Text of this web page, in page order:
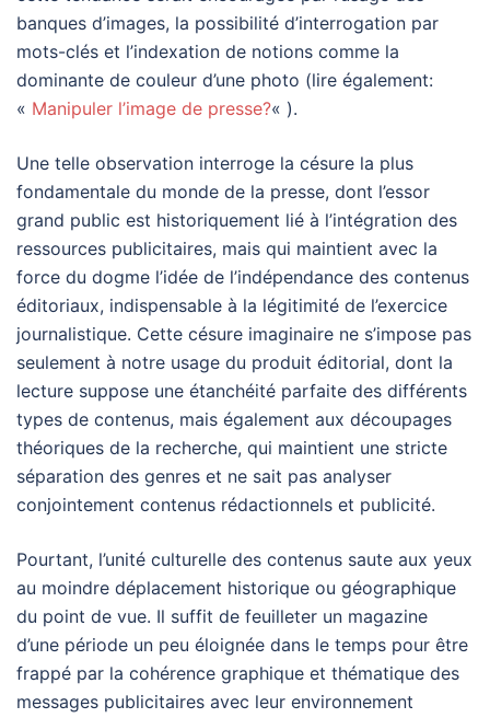
banques d’images, la possibilité d’interrogation par
mots-clés et l’indexation de notions comme la
dominante de couleur d’une photo (lire également:
« Manipuler l’image de presse?« ).
Une telle observation interroge la césure la plus
fondamentale du monde de la presse, dont l’essor
grand public est historiquement lié à l’intégration des
ressources publicitaires, mais qui maintient avec la
force du dogme l’idée de l’indépendance des contenus
éditoriaux, indispensable à la légitimité de l’exercice
journalistique. Cette césure imaginaire ne s’impose pas
seulement à notre usage du produit éditorial, dont la
lecture suppose une étanchéité parfaite des différents
types de contenus, mais également aux découpages
théoriques de la recherche, qui maintient une stricte
séparation des genres et ne sait pas analyser
conjointement contenus rédactionnels et publicité.
Pourtant, l’unité culturelle des contenus saute aux yeux
au moindre déplacement historique ou géographique
du point de vue. Il suffit de feuilleter un magazine
d’une période un peu éloignée dans le temps pour être
frappé par la cohérence graphique et thématique des
messages publicitaires avec leur environnement